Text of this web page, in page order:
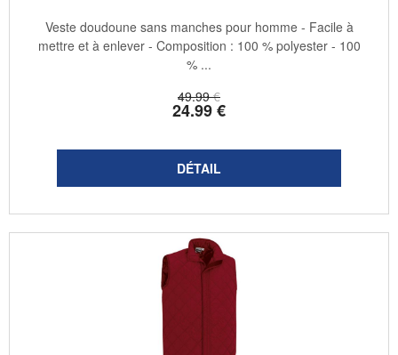
49.99 €
24.99€
Veste doudoune sans manches pour homme - Facile à
mettre et à enlever - Composition : 100 % polyester - 100
% ...